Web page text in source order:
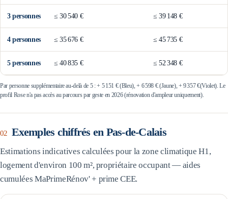
3personnes ≤30 540 € ≤39 148 €
4personnes ≤35 676 € ≤45 735 €
5personnes ≤40 835 € ≤52 348 €
Par personne supplémentaire au-delà de 5 : + 5 151 €(Bleu), + 6 598 €(Jaune), + 9 357 €(Violet). Le
profil Rose n'a pas accès au parcours par geste en 2026 (rénovation d'ampleur uniquement).
02 Exemples chiffrés en Pas-de-Calais
Estimations indicatives calculées pour la zone climatique H1 ,
logement d'environ 100 m², propriétaire occupant — aides
cumulées MaPrimeRénov' + prime CEE.